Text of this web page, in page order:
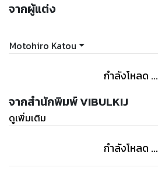
จากผู้แต่ง
Motohiro Katou
กำลังโหลด ...
จากสำนักพิมพ์ VIBULKIJ
ดูเพิ่มเติม
กำลังโหลด ...